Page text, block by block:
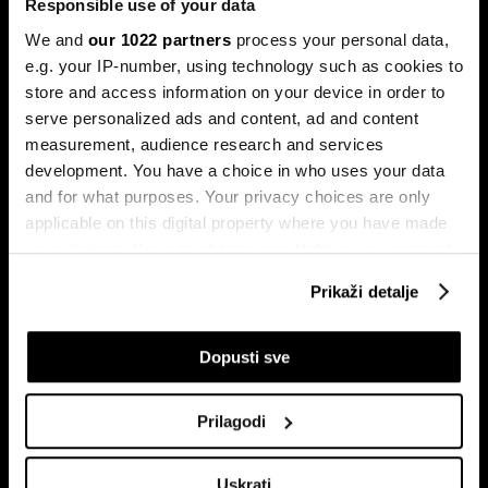
Responsible use of your data
We and our 1022 partners process your personal data,
e.g. your IP-number, using technology such as cookies to
store and access information on your device in order to
serve personalized ads and content, ad and content
measurement, audience research and services
development. You have a choice in who uses your data
and for what purposes. Your privacy choices are only
applicable on this digital property where you have made
your choices. You can change or withdraw your consent
If you allow, we would also like to:
Collect information about your geographical
Identify your device by actively scanning it for
Prikaži detalje
Dopusti sve
Prilagodi
najmanjom volatilnošću na burzama.
regionalni prvaci nižu rekorde